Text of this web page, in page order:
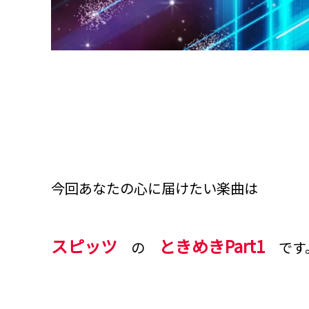
今回あなたの心に届けたい楽曲は
スピッツ の ときめきPart1 です